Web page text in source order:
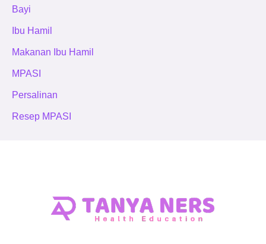
Bayi
Ibu Hamil
Makanan Ibu Hamil
MPASI
Persalinan
Resep MPASI